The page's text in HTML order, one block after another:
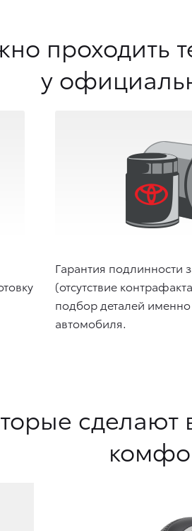
проходить
у
Гарантия подлинности
(отсутствие
подбор деталей
автомобиля.